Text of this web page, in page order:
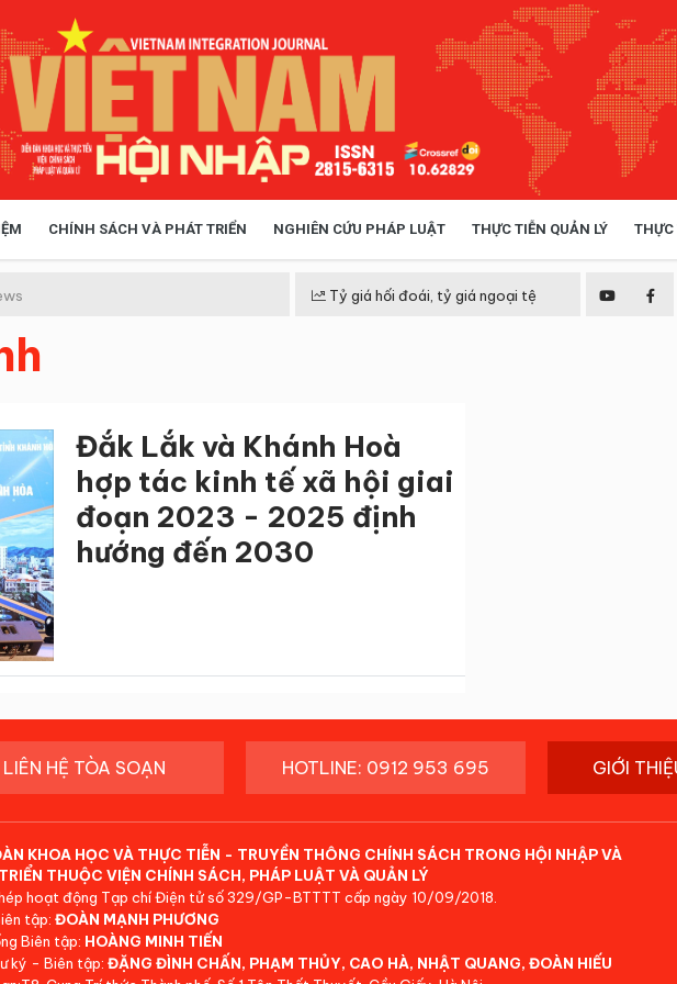
CHÍNH SÁCH VÀ PHÁT TRIỂN NGHIÊN CỨU PHÁP LUẬT THỰC TIỄN QUẢN LÝ THỰC
Tỷ giá hối đoái, tỷ giá ngoại tệ
Đắk Lắk và Khánh Hoà
hợp tác kinh tế xã hội giai
đoạn 2023 - 2025 định
hướng đến 2030
LIÊN HỆ TÒA SOẠN HOTLINE: 0912 953 695 GIỚI
KHOA HỌC VÀ THỰC TIỄN - TRUYỀN THÔNG CHÍNH SÁCH TRONG HỘI NHẬP VÀ
THUỘC VIỆN CHÍNH SÁCH, PHÁP LUẬT VÀ QUẢN LÝ
hoạt động Tạp chí Điện tử số 329/GP-BTTTT cấp ngày 10/09/2018.
tập: ĐOÀN MẠNH PHƯƠNG
Biên tập: HOÀNG MINH TIẾN
ký - Biên tập: ĐẶNG ĐÌNH CHẤN, PHẠM THỦY, CAO HÀ, NHẬT QUANG, ĐOÀN HIẾU